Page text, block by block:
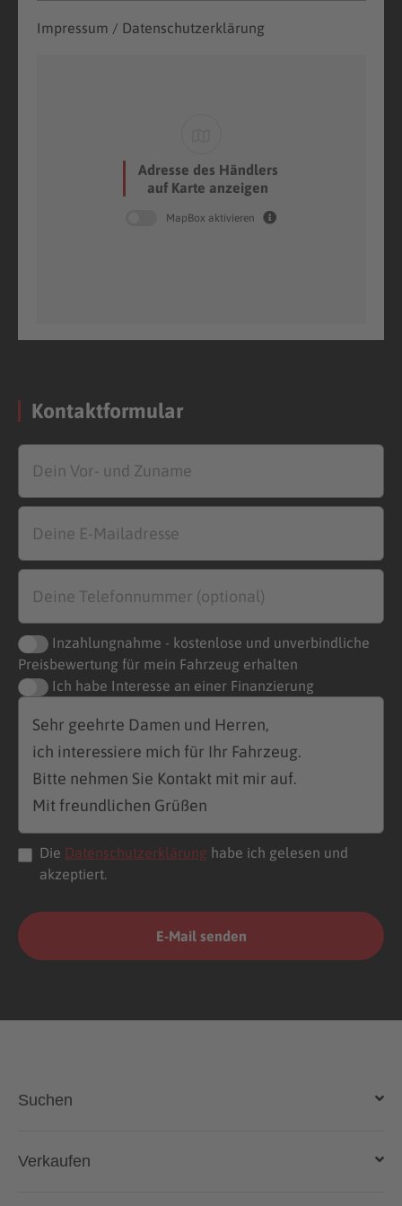
Impressum / Datenschutzerklärung
Adresse des Händlers
auf Karte anzeigen
MapBox aktivieren
Kontaktformular
Inzahlungnahme - kostenlose und unverbindliche
Preisbewertung für mein Fahrzeug erhalten
Ich habe Interesse an einer Finanzierung
Die Datenschutzerklärung habe ich gelesen und
akzeptiert.
Suchen
Auto kaufen
Verkaufen